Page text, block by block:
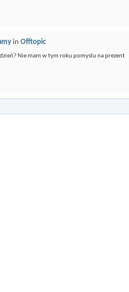
in Offtopic
Nie mam w tym roku pomyslu na prezent